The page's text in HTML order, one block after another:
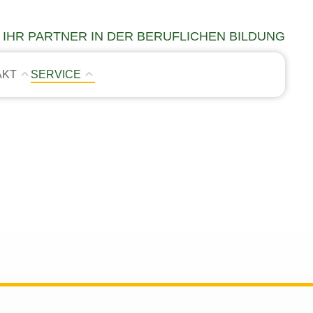
SERVICE
IHR PARTNER IN DER BERUFLICHEN BILDUNG